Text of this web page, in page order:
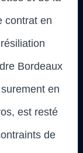
contrat en
Bordeaux
en
est resté
de